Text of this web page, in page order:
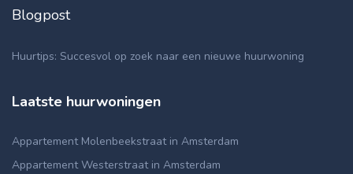
Blogpost
Huurtips: Succesvol op zoek naar een nieuwe huurwoning
Laatste huurwoningen
Appartement Molenbeekstraat in Amsterdam
Appartement Westerstraat in Amsterdam